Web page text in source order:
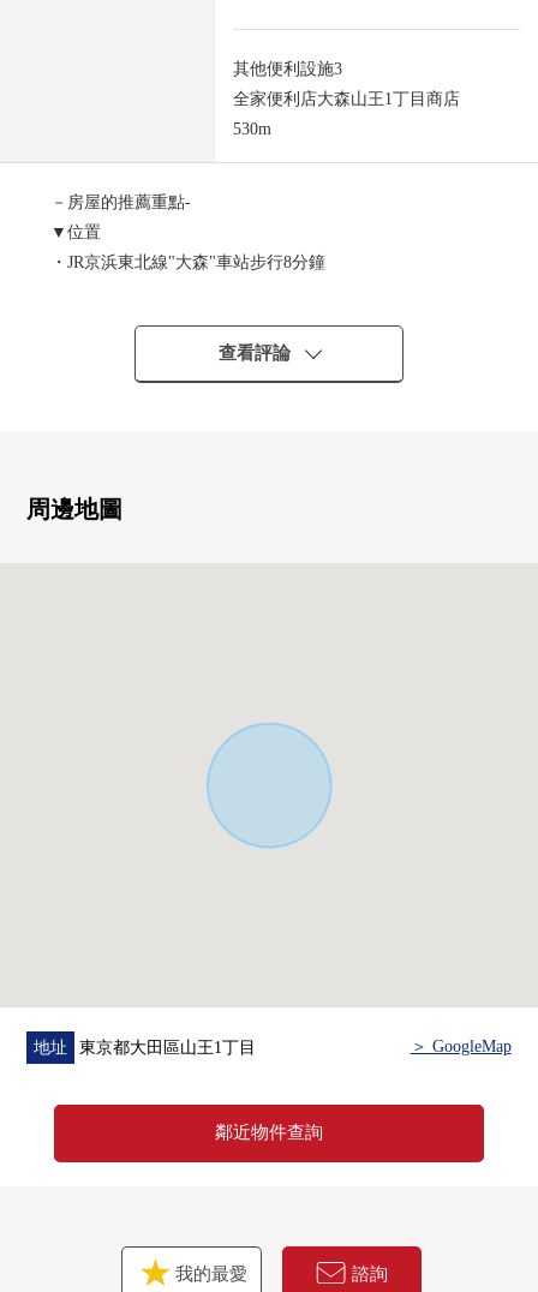
其他便利設施3
全家便利店大森山王1丁目商店
530m
－房屋的推薦重點-
▼位置
・JR京浜東北線"大森"車站步行8分鐘
・土地面積75.29平方公尺
・超市以及飲食店在將近車站充實
查看評論
周邊地圖
地址 東京都大田區山王1丁目 ＞ GoogleMap
鄰近物件查詢
我的最愛 諮詢